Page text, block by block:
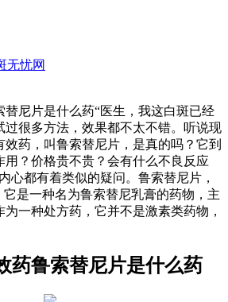
无忧网
尼片是什么药“医生，我这白斑已经
过很多方法，效果都不太不错。听说现
药，叫鲁索替尼片，是真的吗？它到
用？价格贵不贵？会有什么不良反应
心都有着类似的疑问。鲁索替尼片，
它是一种名为鲁索替尼乳膏的药物，主
一种处方药，它并不是激素类药物，
药鲁索替尼片是什么药